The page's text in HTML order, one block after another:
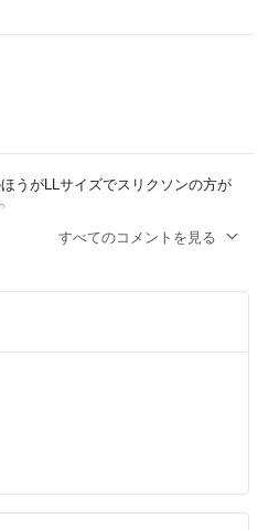
うがLLサイズでスリクソンの方が
、スリクソンの発熱のものも1200
すべてのコメントを見る